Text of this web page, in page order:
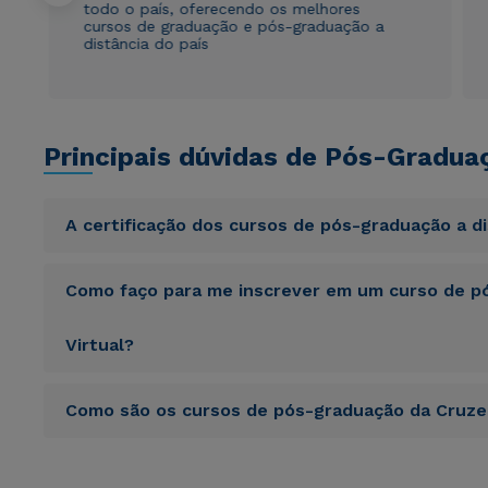
todo o país, oferecendo os melhores
cursos de graduação e pós-graduação a
distância do país
Principais dúvidas de Pós-
A certificação dos cursos de pós-graduação a
totam rem aperiam, eaque ipsa quae ab illo inventore
consequuntur magni dolores eos qui ratione voluptatem
Como faço para me inscrever em um curso de
Virtual?
totam rem aperiam, eaque ipsa quae ab illo inventore
Como são os cursos de pós-graduação da